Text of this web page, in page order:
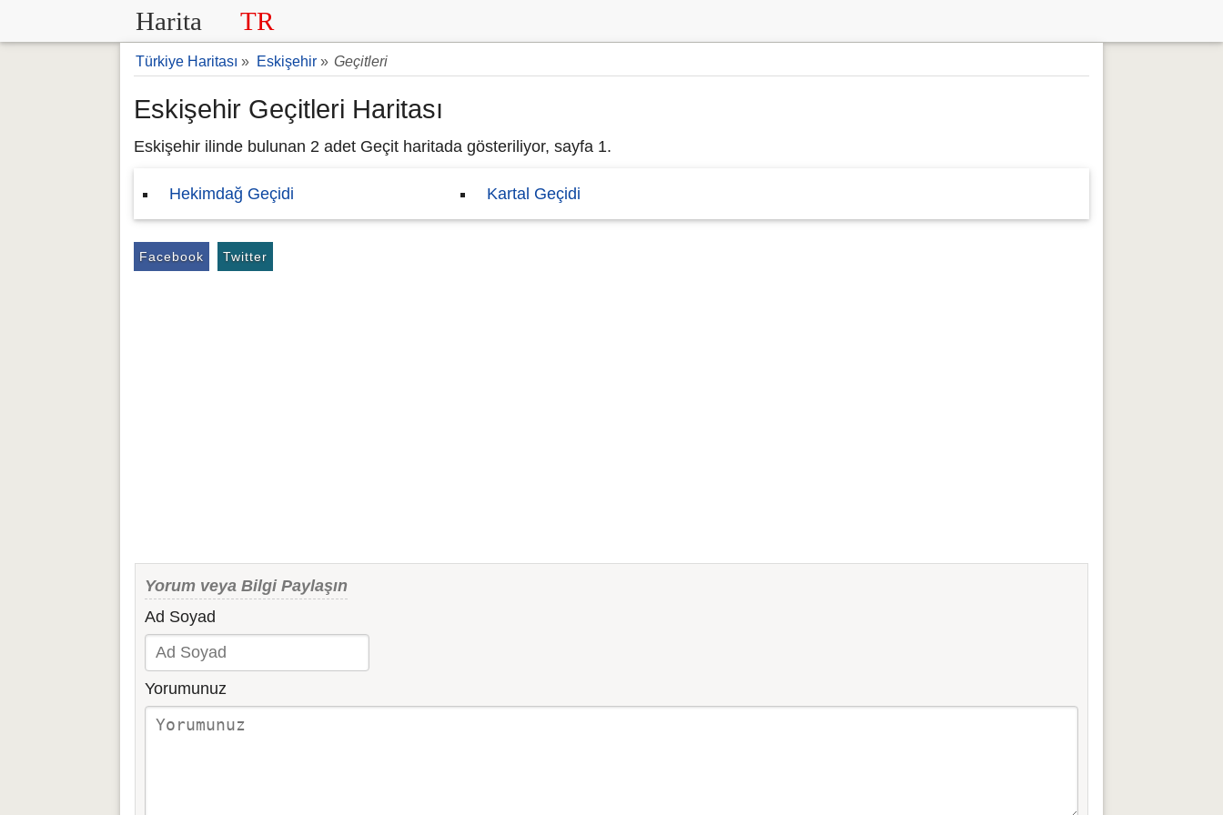
Harita TR
Türkiye Haritası » Eskişehir » Geçitleri
Eskişehir Geçitleri Haritası
Eskişehir ilinde bulunan 2 adet Geçit haritada gösteriliyor, sayfa 1.
Hekimdağ Geçidi Kartal Geçidi
Facebook Twitter
Yorum veya Bilgi Paylaşın
Ad Soyad
Yorumunuz